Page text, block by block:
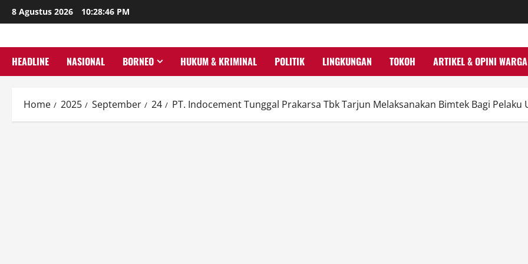
Skip
to
8 Agustus 2026 10:28:47 PM
HEADLINE NASIONAL BORNEO HUKUM & KRIMINAL POLITIK LINGKUNGAN TOKOH ARTIKEL & OPINI WARGA
Home 2025 September 24 PT. Indocement Tunggal Prakarsa Tbk Tarjun Melaksanakan Bimtek Bagi Pelaku